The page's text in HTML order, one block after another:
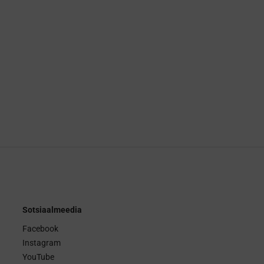
Sotsiaalmeedia
Facebook
Instagram
YouTube